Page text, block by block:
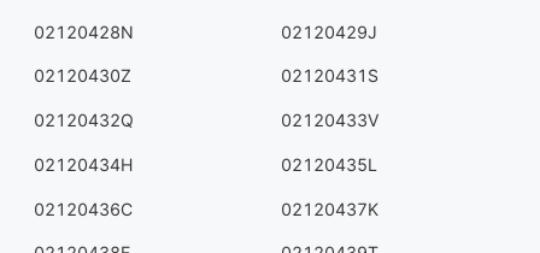
02120428N 02120429J
02120430Z 02120431S
02120432Q 02120433V
02120434H 02120435L
02120436C 02120437K